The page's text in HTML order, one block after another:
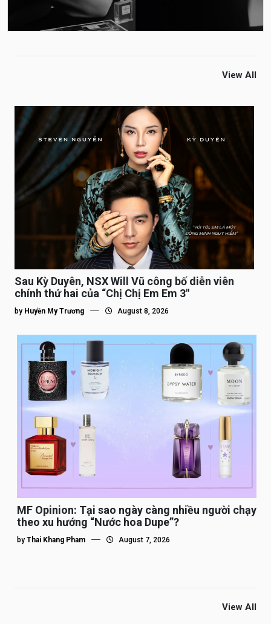
View All
Sau Kỳ Duyên, NSX Will Vũ công bố diễn viên
chính thứ hai của “Chị Chị Em Em 3″
by Huyền My Trương August 8, 2026
MF Opinion: Tại sao ngày càng nhiều người chạy
theo xu hướng “Nước hoa Dupe”?
by Thai Khang Pham August 7, 2026
View All